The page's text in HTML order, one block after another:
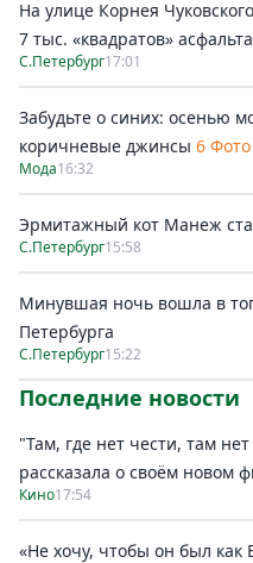
На улице Корнея
7 тыс. «квадратов» асфальта
С.Петербург17:01
Забудьте о синих: осенью
коричневые джинсы 6 Фото
Мода16:32
Эрмитажный кот Манеж
С.Петербург15:58
Минувшая ночь вошла в
Петербурга
С.Петербург15:22
Последние новости
"Там, где нет чести, там
рассказала о своём новом
Кино17:54
«Не хочу, чтобы он был как